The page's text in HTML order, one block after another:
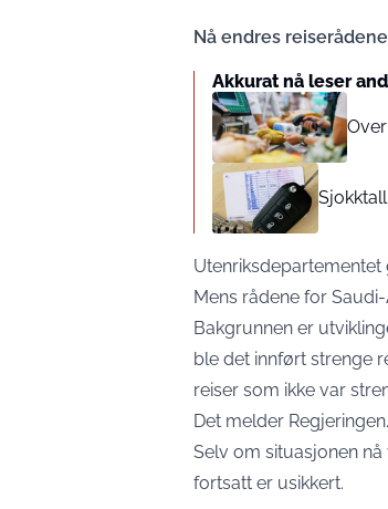
Nå endres
Akkurat nå leser
Utenriksdepartementet
Mens rådene for
Bakgrunnen er
ble det innført strenge
reiser som ikke var
Det melder
Selv om situasjonen
fortsatt er usikkert.